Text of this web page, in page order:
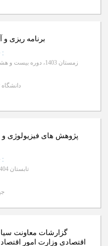
برنامه ریزی
:
زمستان 1403، دوره بیست و هشتم - شماره 4
پژوهش های فیزیولوژی و
:
تابستان 1404 - شماره 62
گزارشات معاونت
اقتصادی وزارت امور